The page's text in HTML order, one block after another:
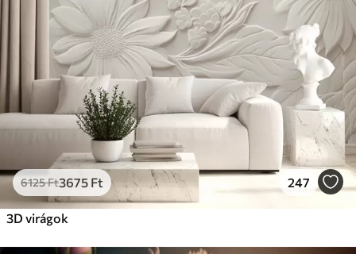
6125Ft3675 Ft 247
3D virágok